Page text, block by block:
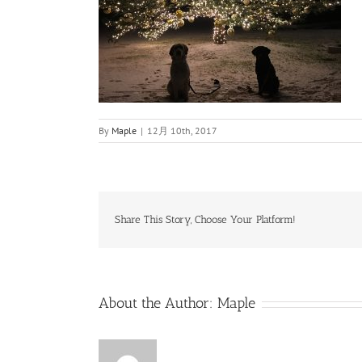
By Maple | 12月 10th, 2017
Share This Story, Choose Your Platform!
About the Author: Maple